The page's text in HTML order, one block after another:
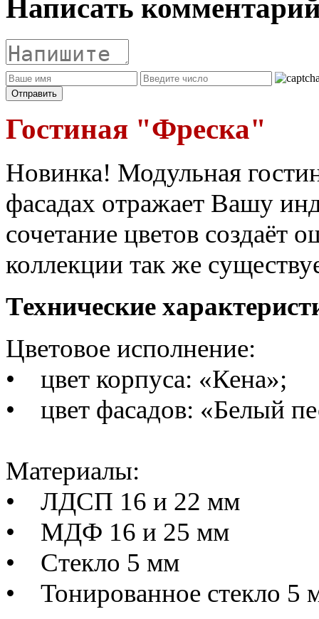
Написать
Гостиная "Фреска"
Новинка! Модульная
фасадах отражает Вашу
сочетание цветов
коллекции так же
Технические
Цветовое исполнение:
• цвет корпуса: «Кена»;
• цвет фасадов: «Белый
Материалы:
• ЛДСП 16 и 22 мм
• МДФ 16 и 25 мм
• Стекло 5 мм
• Тонированное стекло 5